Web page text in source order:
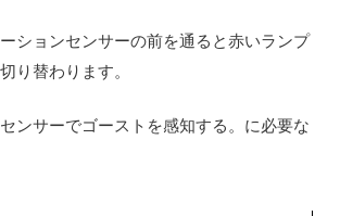
ションセンサーの前を通ると赤いランプ
り替わります。
ンサーでゴーストを感知する。に必要な